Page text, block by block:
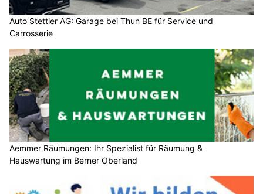
Auto Stettler AG: Garage bei Thun BE für Service und
Carrosserie
Aemmer Räumungen: Ihr Spezialist für Räumung &
Hauswartung im Berner Oberland